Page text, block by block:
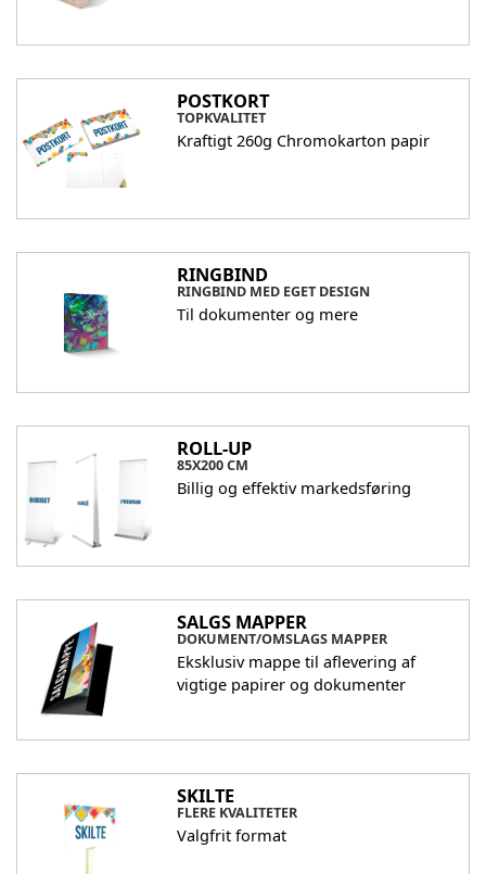
POSTKORT
TOPKVALITET
Kraftigt 260g Chromokarton papir
RINGBIND
RINGBIND MED EGET DESIGN
Til dokumenter og mere
ROLL-UP
85X200 CM
Billig og effektiv markedsføring
SALGS MAPPER
DOKUMENT/OMSLAGS MAPPER
Eksklusiv mappe til aflevering af
vigtige papirer og dokumenter
SKILTE
FLERE KVALITETER
Valgfrit format